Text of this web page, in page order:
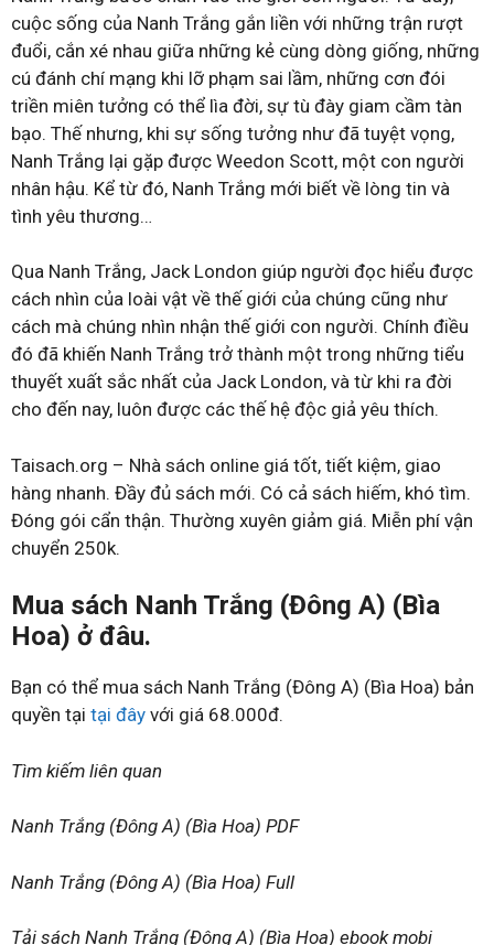
cuộc sống của Nanh Trắng gắn liền với những trận rượt
đuổi, cắn xé nhau giữa những kẻ cùng dòng giống, những
cú đánh chí mạng khi lỡ phạm sai lầm, những cơn đói
triền miên tưởng có thể lìa đời, sự tù đày giam cầm tàn
bạo. Thế nhưng, khi sự sống tưởng như đã tuyệt vọng,
Nanh Trắng lại gặp được Weedon Scott, một con người
nhân hậu. Kể từ đó, Nanh Trắng mới biết về lòng tin và
tình yêu thương…
Qua Nanh Trắng, Jack London giúp người đọc hiểu được
cách nhìn của loài vật về thế giới của chúng cũng như
cách mà chúng nhìn nhận thế giới con người. Chính điều
đó đã khiến Nanh Trắng trở thành một trong những tiểu
thuyết xuất sắc nhất của Jack London, và từ khi ra đời
cho đến nay, luôn được các thế hệ độc giả yêu thích.
Taisach.org – Nhà sách online giá tốt, tiết kiệm, giao
hàng nhanh. Đầy đủ sách mới. Có cả sách hiếm, khó tìm.
Đóng gói cẩn thận. Thường xuyên giảm giá. Miễn phí vận
chuyển 250k.
Mua sách Nanh Trắng (Đông A) (Bìa
Hoa) ở đâu.
Bạn có thể mua sách Nanh Trắng (Đông A) (Bìa Hoa) bản
quyền tại tại đây với giá 68.000đ.
Tìm kiếm liên quan
Nanh Trắng (Đông A) (Bìa Hoa) PDF
Nanh Trắng (Đông A) (Bìa Hoa) Full
Tải sách Nanh Trắng (Đông A) (Bìa Hoa) ebook mobi